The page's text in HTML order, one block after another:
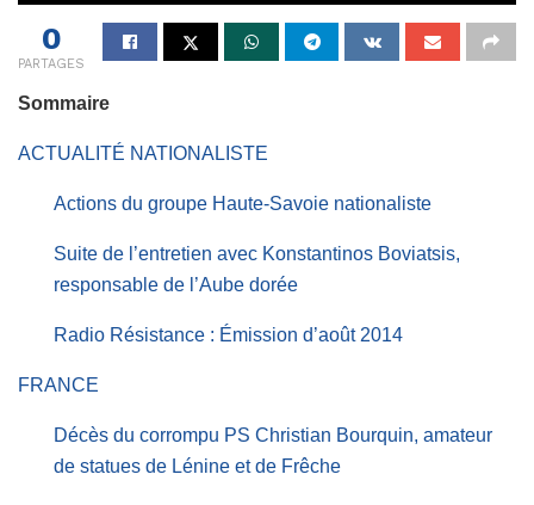
0
PARTAGES
Sommaire
ACTUALITÉ NATIONALISTE
Actions du groupe Haute-Savoie nationaliste
Suite de l’entretien avec Konstantinos Boviatsis,
responsable de l’Aube dorée
Radio Résistance : Émission d’août 2014
FRANCE
Décès du corrompu PS Christian Bourquin, amateur
de statues de Lénine et de Frêche